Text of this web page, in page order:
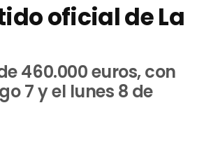
oficial de La
460.000 euros, con
7 y el lunes 8 de